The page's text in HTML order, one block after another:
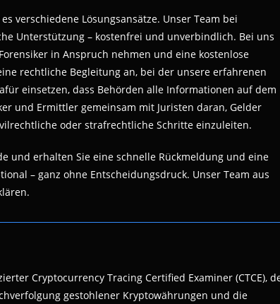
verschiedene Lösungsansätze. Unser Team bei
Unterstützung – kostenfrei und unverbindlich. Bei uns
in Anspruch nehmen und eine kostenlose
rechtliche Begleitung an, bei der unsere erfahrenen
einsetzen, dass Behörden alle Informationen auf dem
und Ermittler gemeinsam mit Juristen daran, Gelder
oder strafrechtliche Schritte einzuleiten.
und erhalten Sie eine schnelle Rückmeldung und eine
– ganz ohne Entscheidungsdruck. Unser Team aus
Cryptocurrency Tracing Certified Examiner (CTCE),
gestohlener Kryptowährungen und die